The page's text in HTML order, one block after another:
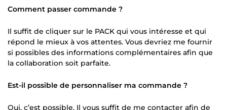
Comment passer commande ?
Il suffit de cliquer sur le PACK qui vous intéresse et qui
répond le mieux à vos attentes. Vous devriez me fournir
si possibles des informations complémentaires afin que
la collaboration soit parfaite.
Est-il possible de personnaliser ma commande ?
Oui, c’est possible. Il vous suffit de me contacter afin de